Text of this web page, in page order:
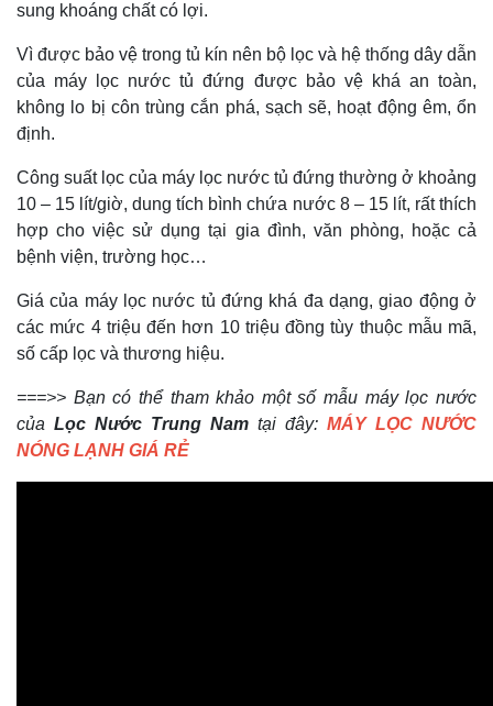
sung khoáng chất có lợi.
Vì được bảo vệ trong tủ kín nên bộ lọc và hệ thống dây dẫn
của máy lọc nước tủ đứng được bảo vệ khá an toàn,
không lo bị côn trùng cắn phá, sạch sẽ, hoạt động êm, ổn
định.
Công suất lọc của máy lọc nước tủ đứng thường ở khoảng
10 – 15 lít/giờ, dung tích bình chứa nước 8 – 15 lít, rất thích
hợp cho việc sử dụng tại gia đình, văn phòng, hoặc cả
bệnh viện, trường học…
Giá của máy lọc nước tủ đứng khá đa dạng, giao động ở
các mức 4 triệu đến hơn 10 triệu đồng tùy thuộc mẫu mã,
số cấp lọc và thương hiệu.
===>> Bạn có thể tham khảo một số mẫu máy lọc nước
của Lọc Nước Trung Nam tại đây: MÁY LỌC NƯỚC
NÓNG LẠNH GIÁ RẺ